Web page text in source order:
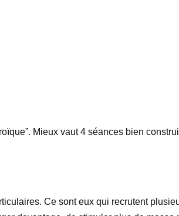
Mieux vaut 4 séances bien
Ce sont eux qui recrutent